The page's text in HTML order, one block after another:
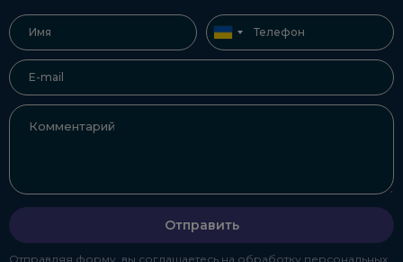
Отправить
Отправляя форму, вы соглашаетесь на обработку персональных